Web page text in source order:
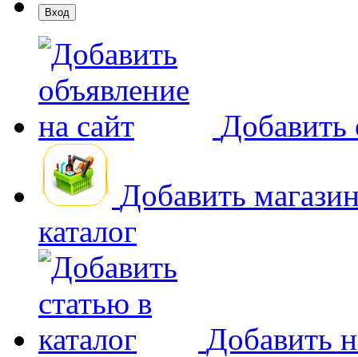
Добавить
Добавить
каталог
Добавить